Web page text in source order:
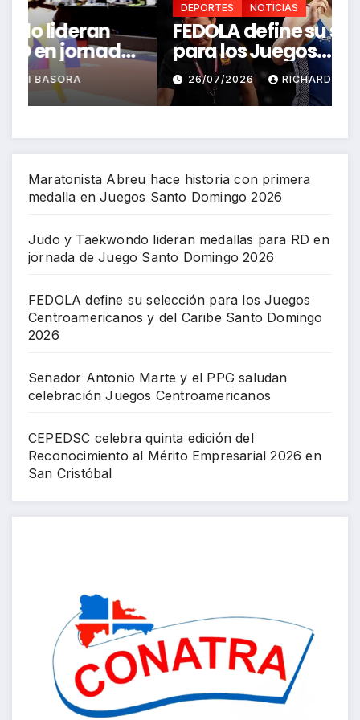
DEPORTES NOTICIAS
FEDOLA define su selección
para los Juegos
Centroamericanos y del
Caribe Santo Domingo 2026
26/07/2026 RICHARD BAZIL
Maratonista Abreu hace historia con primera
medalla en Juegos Santo Domingo 2026
Judo y Taekwondo lideran medallas para RD en
jornada de Juego Santo Domingo 2026
FEDOLA define su selección para los Juegos
Centroamericanos y del Caribe Santo Domingo
2026
Senador Antonio Marte y el PPG saludan
celebración Juegos Centroamericanos
CEPEDSC celebra quinta edición del
Reconocimiento al Mérito Empresarial 2026 en
San Cristóbal